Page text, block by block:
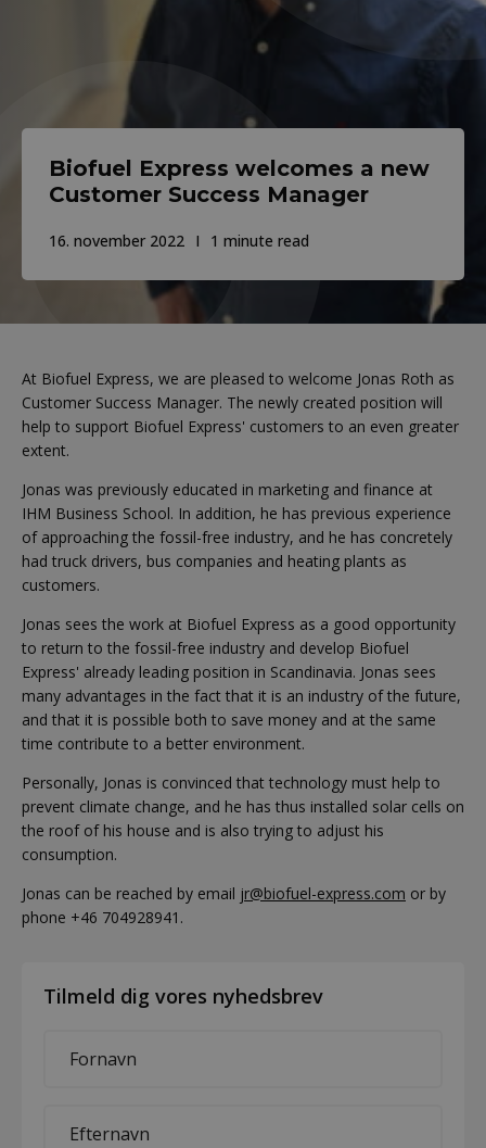
Biofuel Express welcomes a new
Customer Success Manager
16. november 2022 1 minute read
At Biofuel Express, we are pleased to welcome Jonas Roth as
Customer Success Manager. The newly created position will
help to support Biofuel Express' customers to an even greater
extent.
Jonas was previously educated in marketing and finance at
IHM Business School. In addition, he has previous experience
of approaching the fossil-free industry, and he has concretely
had truck drivers, bus companies and heating plants as
customers.
Jonas sees the work at Biofuel Express as a good opportunity
to return to the fossil-free industry and develop Biofuel
Express' already leading position in Scandinavia. Jonas sees
many advantages in the fact that it is an industry of the future,
and that it is possible both to save money and at the same
time contribute to a better environment.
Personally, Jonas is convinced that technology must help to
prevent climate change, and he has thus installed solar cells on
the roof of his house and is also trying to adjust his
consumption.
Jonas can be reached by email jr@biofuel-express.com or by
phone +46 704928941.
Tilmeld dig vores nyhedsbrev
name
name